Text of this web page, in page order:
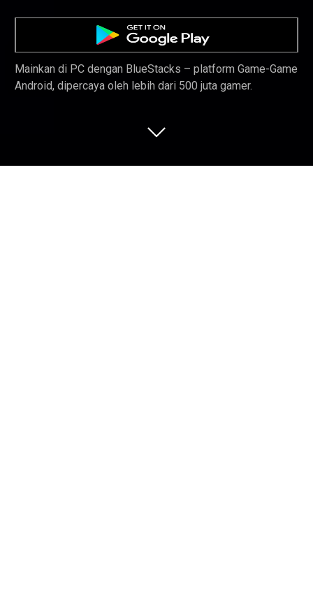
Mainkan di PC dengan BlueStacks – platform Game-Game
Android, dipercaya oleh lebih dari 500 juta gamer.